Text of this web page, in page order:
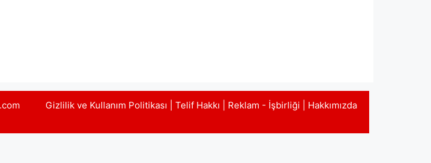
Gizlilik ve Kullanım Politikası Telif Hakkı Reklam - İşbirliği Hakkımızda